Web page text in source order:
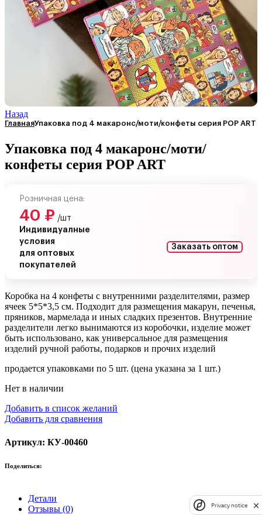
Назад
ГлавнаяУпаковка под 4 макаронс/моти/конфеты серия POP ART
Упаковка под 4 макаронс/моти/
конфеты серия POP ART
Розничная цена:
40 ₽ /шт
Индивидуалные
условия
для оптовых
покупателей
Заказать оптом
Коробка на 4 конфеты с внутренними разделителями, размер
ячеек 5*5*3,5 см. Подходит для размещения макарун, печенья,
пряников, мармелада и иных сладких презентов. Внутренние
разделители легко вынимаются из коробочки, изделие может
быть использовано, как универсальное для размещения
изделий ручной работы, подарков и прочих изделий
продается упаковками по 5 шт. (цена указана за 1 шт.)
Нет в наличии
Добавить в список желаний
Добавить для сравнения
Артикул: КУ-00460
Поделиться:
Детали
Отзывы (0)
Privacy notice